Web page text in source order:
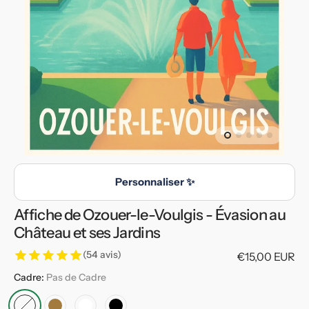
en
vedette
dans
la
vue
de
galerie
Personnaliser ✨
Affiche de Ozouer-le-Voulgis - Évasion au
Château et ses Jardins
(54 avis)
Prix
€15,00 EUR
Cadre: Pas de Cadre